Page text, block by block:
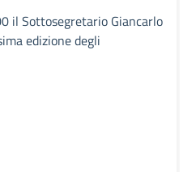
il Sottosegretario Giancarlo
edizione degli